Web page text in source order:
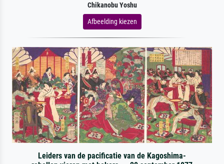
Chikanobu Yoshu
Afbeelding kiezen
Leiders van de pacificatie van de Kagoshima-